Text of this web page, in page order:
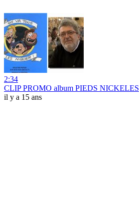
2:34
CLIP PROMO album PIEDS NICKELES
il y a 15 ans